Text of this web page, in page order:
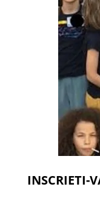
INSCRIETI-